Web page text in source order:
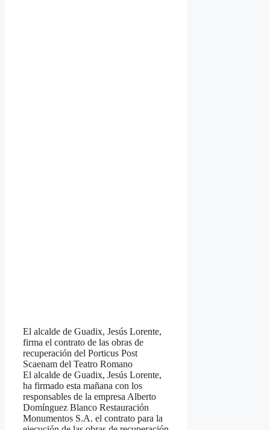
El alcalde de Guadix, Jesús Lorente,
firma el contrato de las obras de
recuperación del Porticus Post
Scaenam del Teatro Romano
El alcalde de Guadix, Jesús Lorente,
ha firmado esta mañana con los
responsables de la empresa Alberto
Domínguez Blanco Restauración
Monumentos S.A. el contrato para la